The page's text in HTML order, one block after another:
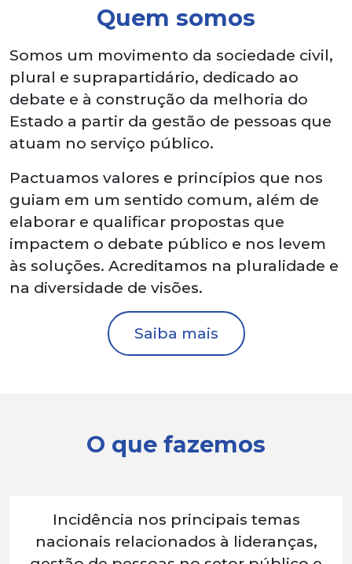
Quem somos
Somos um movimento da sociedade civil,
plural e suprapartidário, dedicado ao
debate e à construção da melhoria do
Estado a partir da gestão de pessoas que
atuam no serviço público.
Pactuamos valores e princípios que nos
guiam em um sentido comum, além de
elaborar e qualificar propostas que
impactem o debate público e nos levem
às soluções. Acreditamos na pluralidade e
na diversidade de visões.
Saiba mais
O que fazemos
Incidência nos principais temas
nacionais relacionados à lideranças,